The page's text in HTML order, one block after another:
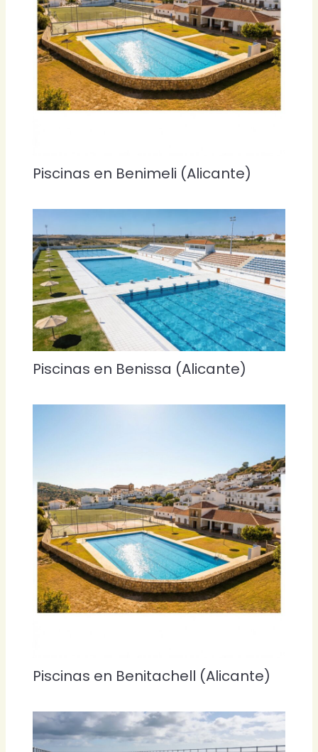
Piscinas en Benimeli (Alicante)
Piscinas en Benissa (Alicante)
Piscinas en Benitachell (Alicante)